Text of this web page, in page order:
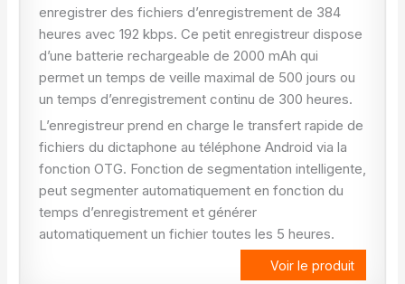
enregistrer des fichiers d’enregistrement de 384
heures avec 192 kbps. Ce petit enregistreur dispose
d’une batterie rechargeable de 2000 mAh qui
permet un temps de veille maximal de 500 jours ou
un temps d’enregistrement continu de 300 heures.
L’enregistreur prend en charge le transfert rapide de
fichiers du dictaphone au téléphone Android via la
fonction OTG. Fonction de segmentation intelligente,
peut segmenter automatiquement en fonction du
temps d’enregistrement et générer
automatiquement un fichier toutes les 5 heures.
Voir le produit